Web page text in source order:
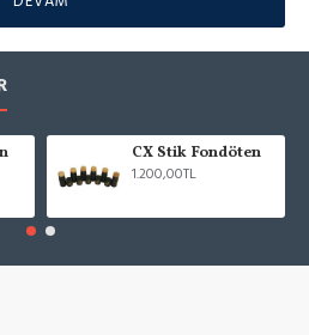
CX Stik Fondöten
1.200,00TL